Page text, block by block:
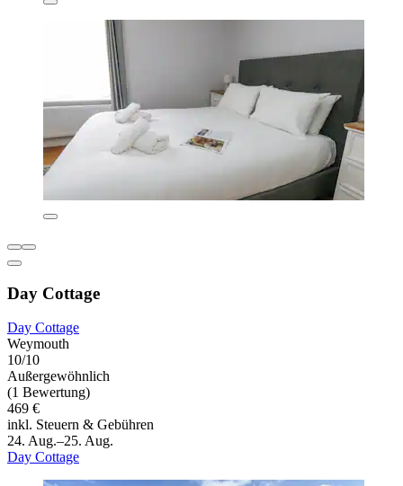
Day Cottage
Day Cottage
Weymouth
10/10
Außergewöhnlich
(1 Bewertung)
469 €
inkl. Steuern & Gebühren
24. Aug.–25. Aug.
Day Cottage